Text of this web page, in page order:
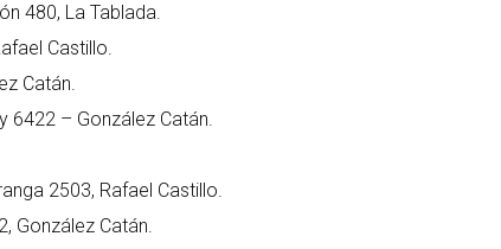
480, La Tablada.
Castillo.
Catán.
6422 – González Catán.
2503, Rafael Castillo.
González Catán.